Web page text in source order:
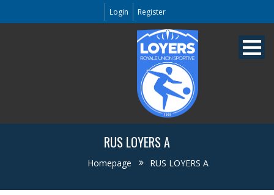
Login Register
RUS LOYERS A
Homepage RUS LOYERS A